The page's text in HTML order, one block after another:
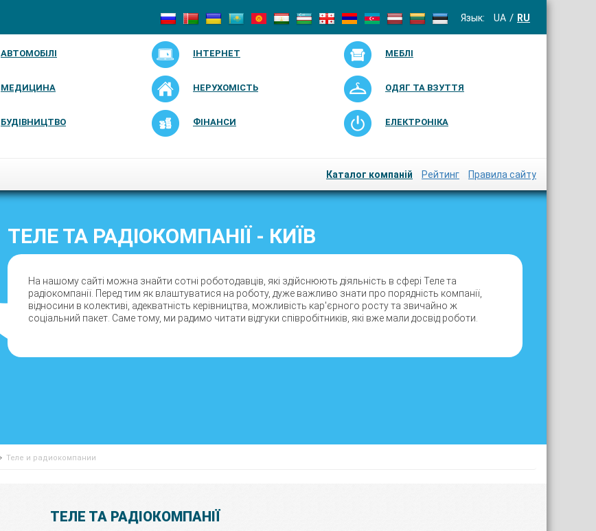
Язык: UA RU
АВТОМОБІЛІ ІНТЕРНЕТ МЕБЛІ
МЕДИЦИНА НЕРУХОМІСТЬ ОДЯГ ТА ВЗУТТЯ
БУДІВНИЦТВО ФІНАНСИ ЕЛЕКТРОНІКА
Каталог компаній Рейтинг Правила сайту
ТЕЛЕ ТА РАДІОКОМПАНІЇ - КИЇВ
На нашому сайті можна знайти сотні роботодавців, які здійснюють діяльність в сфері Теле та
радіокомпанії. Перед тим як влаштуватися на роботу, дуже важливо знати про порядність компанії,
відносини в колективі, адекватність керівництва, можливість кар'єрного росту та звичайно ж
соціальний пакет. Саме тому, ми радимо читати відгуки співробітників, які вже мали досвід роботи.
Теле и радиокомпании
ТЕЛЕ ТА РАДІОКОМПАНІЇ